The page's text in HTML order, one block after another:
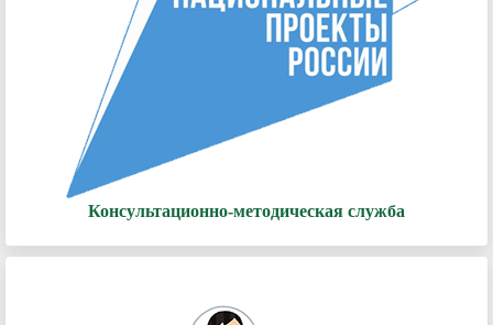
Консультационно-методическая служба